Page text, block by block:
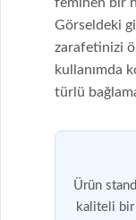
Görseldeki
zarafetinizi
kullanımda
türlü
Ürün
kaliteli bir